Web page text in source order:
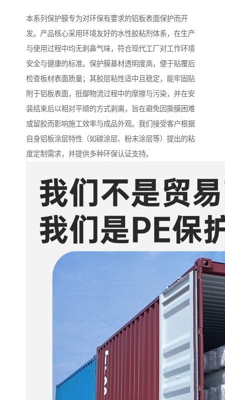
本系列保护膜专为对环保有要求的铝板表面保护而开
发。产品核心采用环境友好的水性胶粘剂体系，在生产
与使用过程中均无刺鼻气味，符合现代工厂对工作环境
安全与健康的标准。保护膜基材透明度高，便于贴覆后
检查板材表面质量；其胶层粘性适中且稳定，能牢固贴
附于铝板表面，抵御物流过程中的摩擦与污染，并在安
装结束后以相对平顺的方式剥离，旨在避免因撕膜困难
或留胶而影响施工效率与成品外观。我们接受客户根据
自身铝板涂层特性（如碳涂层、粉末涂层等）提出的粘
度定制需求，并提供多种环保认证支持。